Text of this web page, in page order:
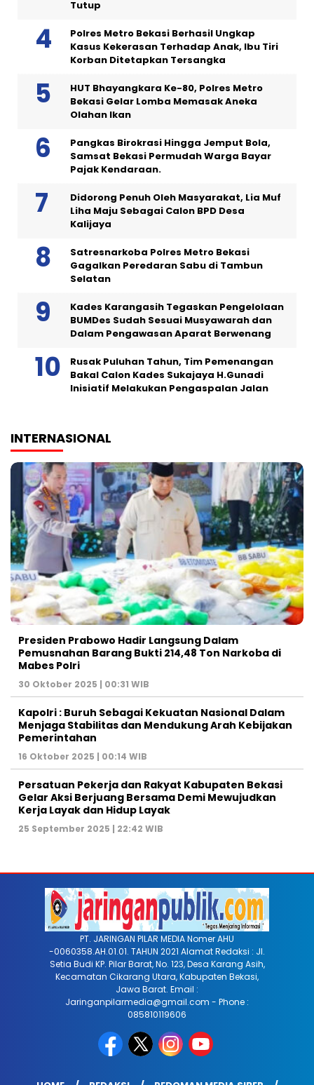
Tutup
Polres Metro Bekasi Berhasil Ungkap
Kasus Kekerasan Terhadap Anak, Ibu Tiri
Korban Ditetapkan Tersangka
HUT Bhayangkara Ke-80, Polres Metro
Bekasi Gelar Lomba Memasak Aneka
Olahan Ikan
Pangkas Birokrasi Hingga Jemput Bola,
Samsat Bekasi Permudah Warga Bayar
Pajak Kendaraan.
Didorong Penuh Oleh Masyarakat, Lia Muf
Liha Maju Sebagai Calon BPD Desa
Kalijaya
Satresnarkoba Polres Metro Bekasi
Gagalkan Peredaran Sabu di Tambun
Selatan
Kades Karangasih Tegaskan Pengelolaan
BUMDes Sudah Sesuai Musyawarah dan
Dalam Pengawasan Aparat Berwenang
Rusak Puluhan Tahun, Tim Pemenangan
Bakal Calon Kades Sukajaya H.Gunadi
Inisiatif Melakukan Pengaspalan Jalan
INTERNASIONAL
Presiden Prabowo Hadir Langsung Dalam
Pemusnahan Barang Bukti 214,48 Ton Narkoba di
Mabes Polri
30 Oktober 2025 | 00:31 WIB
Kapolri : Buruh Sebagai Kekuatan Nasional Dalam
Menjaga Stabilitas dan Mendukung Arah Kebijakan
Pemerintahan
16 Oktober 2025 | 00:14 WIB
Persatuan Pekerja dan Rakyat Kabupaten Bekasi
Gelar Aksi Berjuang Bersama Demi Mewujudkan
Kerja Layak dan Hidup Layak
25 September 2025 | 22:42 WIB
PT. JARINGAN PILAR MEDIA Nomer AHU
-0060358.AH.01.01. TAHUN 2021 Alamat Redaksi : Jl.
Setia Budi KP. Pilar Barat, No. 123, Desa Karang Asih,
Kecamatan Cikarang Utara, Kabupaten Bekasi,
Jawa Barat. Email :
Jaringanpilarmedia@gmail.com - Phone :
085810119606